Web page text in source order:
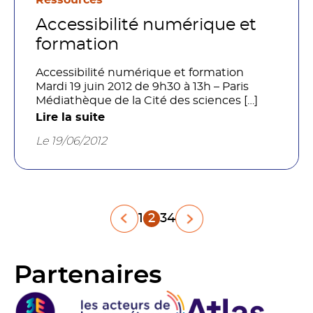
Accessibilité numérique et
formation
Accessibilité numérique et formation
Mardi 19 juin 2012 de 9h30 à 13h – Paris
Médiathèque de la Cité des sciences […]
Lire la suite
Le 19/06/2012
Pagination
publications
1 2 34
Partenaires